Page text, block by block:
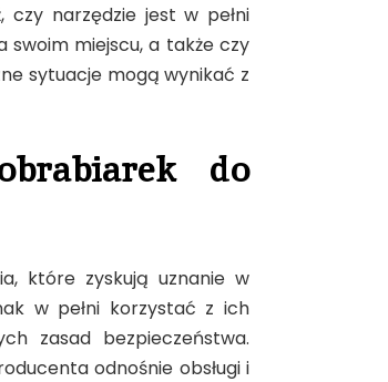
narzędzie jest w pełni
miejscu, a także czy
sytuacje mogą wynikać z
do
które zyskują uznanie w
w pełni korzystać z ich
zasad bezpieczeństwa.
odnośnie obsługi i